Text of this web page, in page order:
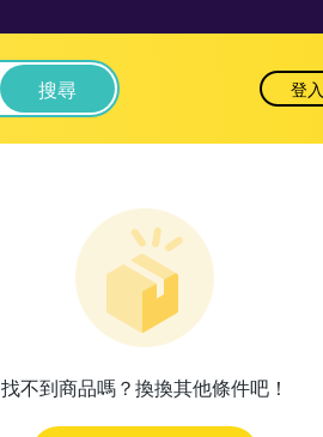
搜尋 登入
找不到商品嗎？換換其他條件吧！